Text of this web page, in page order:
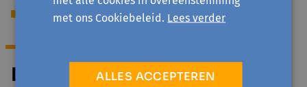
Begeleiding
Dirk Nys
met ons Cookiebeleid. Lees verder
ALLES ACCEPTEREN